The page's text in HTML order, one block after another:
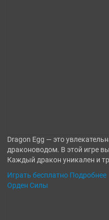
Dragon Egg — это
драконоводом. В этой игре
Каждый дракон уникален и
Играть бесплатно Подробнее
Орден Силы